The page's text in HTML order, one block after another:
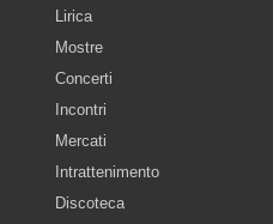
Lirica
Mostre
Concerti
Incontri
Mercati
Intrattenimento
Discoteca